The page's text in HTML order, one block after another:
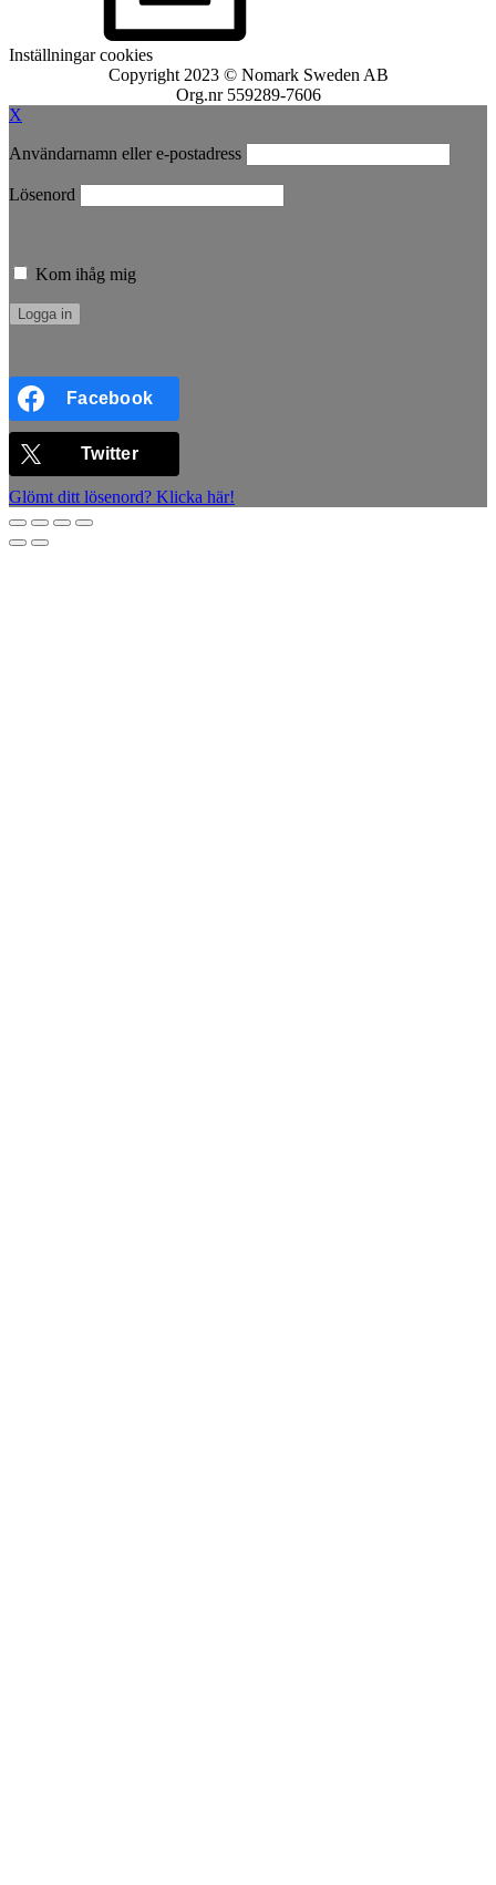
Inställningar cookies
Copyright 2023 © Nomark Sweden AB
Org.nr 559289-7606
X
Användarnamn eller e-postadress
Lösenord
Kom ihåg mig
Facebook
Twitter
Glömt ditt lösenord? Klicka här!